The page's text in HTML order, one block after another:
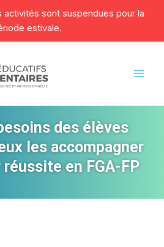
activités sont suspendues pour la
estivale.
des élèves
les accompagner
en FGA-FP